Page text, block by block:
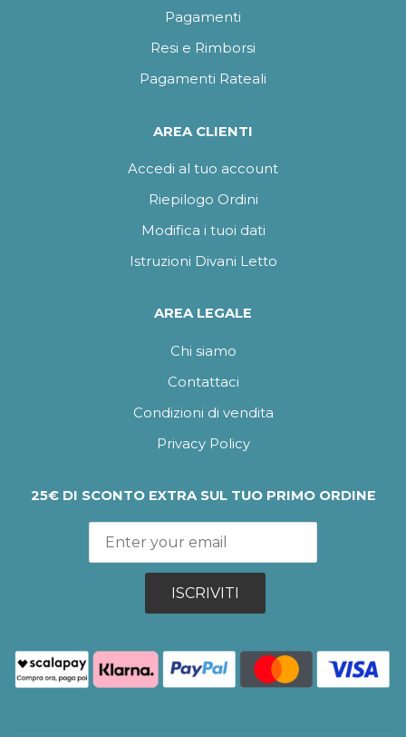
Pagamenti
Resi e Rimborsi
Pagamenti Rateali
AREA CLIENTI
Accedi al tuo account
Riepilogo Ordini
Modifica i tuoi dati
Istruzioni Divani Letto
AREA LEGALE
Chi siamo
Contattaci
Condizioni di vendita
Privacy Policy
25€ DI SCONTO EXTRA SUL TUO PRIMO ORDINE
ISCRIVITI